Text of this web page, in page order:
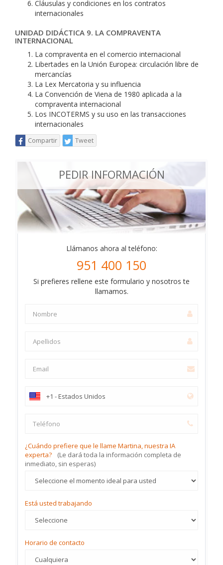
Cláusulas y condiciones en los contratos
internacionales
UNIDAD DIDÁCTICA 9. LA COMPRAVENTA
INTERNACIONAL
La compraventa en el comercio internacional
Libertades en la Unión Europea: circulación libre de
mercancías
La Lex Mercatoria y su influencia
La Convención de Viena de 1980 aplicada a la
compraventa internacional
Los INCOTERMS y su uso en las transacciones
internacionales
Compartir Tweet
PEDIR INFORMACIÓN
Llámanos ahora al teléfono:
951 400 150
Si prefieres rellene este formulario y nosotros te
llamamos.
¿Cuándo prefiere que le llame Martina, nuestra IA
experta?
(Le dará toda la información completa de
inmediato, sin esperas)
Está usted trabajando
Horario de contacto